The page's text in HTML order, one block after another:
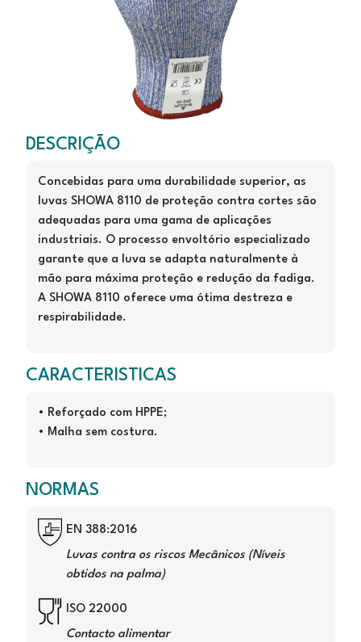
8110
DESCRIÇÃO
Concebidas para uma durabilidade superior, as
luvas SHOWA 8110 de proteção contra cortes são
adequadas para uma gama de aplicações
industriais. O processo envoltório especializado
garante que a luva se adapta naturalmente à
mão para máxima proteção e redução da fadiga.
A SHOWA 8110 oferece uma ótima destreza e
respirabilidade.
CARACTERISTICAS
• Reforçado com HPPE;
• Malha sem costura.
NORMAS
ImageEN 388:2016
Luvas contra os riscos Mecânicos (Níveis
obtidos na palma)
ImageISO 22000
Contacto alimentar